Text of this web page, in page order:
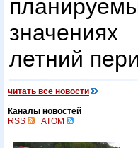
летний
читать все новости
Каналы новостей
RSS
ATOM